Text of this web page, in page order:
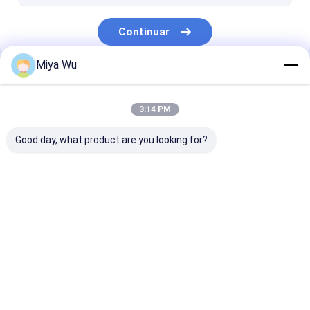
Continuar
Nuestras Categorías
Miya Wu
3:14 PM
Good day, what product are you looking for?